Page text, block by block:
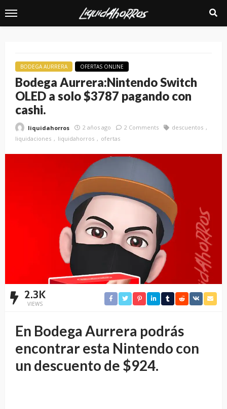
BODEGA AURRERA OFERTAS ONLINE
Bodega Aurrera:Nintendo Switch
OLED a solo $3787 pagando con
cashi.
liquidahorros 2 años ago 2 Comments
descuentos
liquidaciones
liquidahorros ofertas
2.3K
VIEWS
En Bodega Aurrera podrás
encontrar esta Nintendo con
un descuento de $924.